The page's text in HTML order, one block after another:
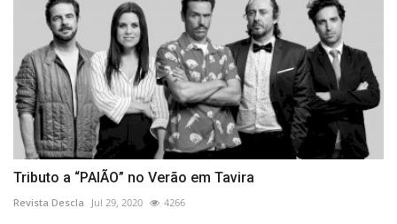
Tributo a “PAIÃO” no Verão em Tavira
Revista Descla Jul 29, 2020 4266